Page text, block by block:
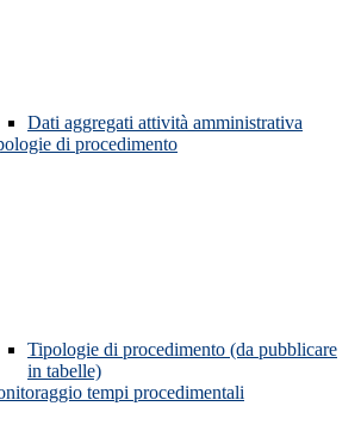
Dati aggregati attività amministrativa
di procedimento
Tipologie di procedimento (da pubblicare
in tabelle)
tempi procedimentali